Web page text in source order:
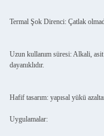
Termal Şok Direnci: Çatlak
Uzun kullanım süresi: Alkali,
dayanıklıdır.
Hafif tasarım: yapısal yükü
Uygulamalar: